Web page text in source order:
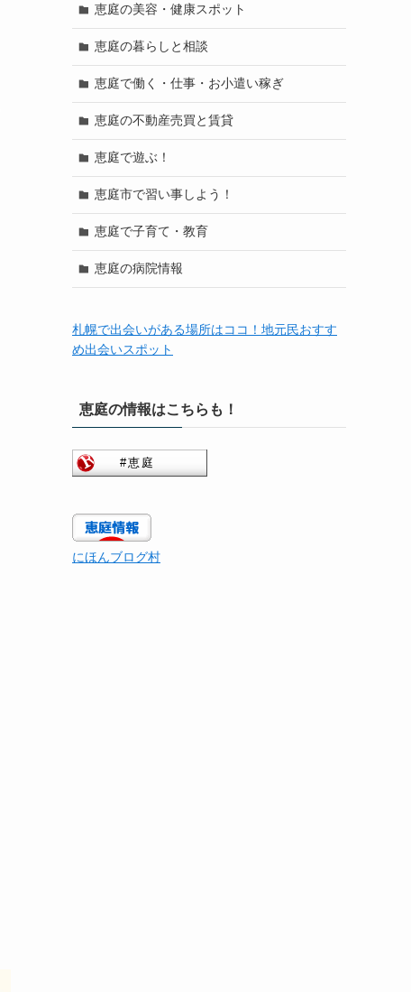
恵庭の美容・健康スポット
恵庭の暮らしと相談
恵庭で働く・仕事・お小遣い稼ぎ
恵庭の不動産売買と賃貸
恵庭で遊ぶ！
恵庭市で習い事しよう！
恵庭で子育て・教育
恵庭の病院情報
札幌で出会いがある場所はココ！地元民おすす
め出会いスポット
恵庭の情報はこちらも！
にほんブログ村